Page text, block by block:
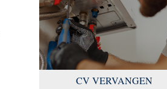
CV VERVANGEN